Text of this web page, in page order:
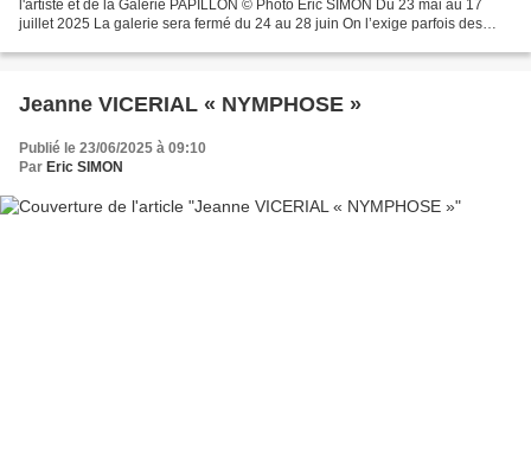
l'artiste et de la Galerie PAPILLON © Photo Éric SIMON Du 23 mai au 17
juillet 2025 La galerie sera fermé du 24 au 28 juin On l’exige parfois des
Jeanne VICERIAL « NYMPHOSE »
Publié le 23/06/2025 à 09:10
Par Eric SIMON